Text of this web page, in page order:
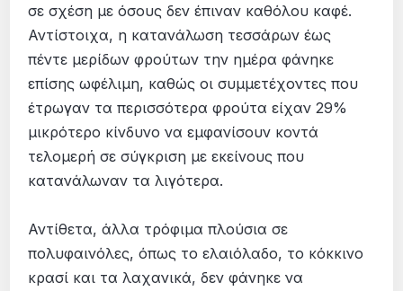
σε σχέση με όσους δεν έπιναν καθόλου καφέ.
Αντίστοιχα, η κατανάλωση τεσσάρων έως
πέντε μερίδων φρούτων την ημέρα φάνηκε
επίσης ωφέλιμη, καθώς οι συμμετέχοντες που
έτρωγαν τα περισσότερα φρούτα είχαν 29%
μικρότερο κίνδυνο να εμφανίσουν κοντά
τελομερή σε σύγκριση με εκείνους που
κατανάλωναν τα λιγότερα.
Αντίθετα, άλλα τρόφιμα πλούσια σε
πολυφαινόλες, όπως το ελαιόλαδο, το κόκκινο
κρασί και τα λαχανικά, δεν φάνηκε να